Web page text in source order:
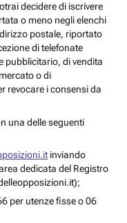
decidere di iscrivere
o meno negli elenchi
postale, riportato
di telefonate
pubblicitario, di vendita
o di
revocare i consensi da
una delle seguenti
inviando
dedicata del Registro
per utenze fisse o 06